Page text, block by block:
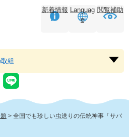
新着情報 Languag
e
閲覧補助
ー
を
組
> 全国でも珍しい虫送りの伝統神事「サバ